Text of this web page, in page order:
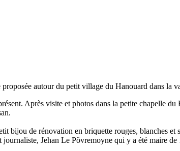
autour du petit village du Hanouard dans la
Après visite et photos dans la petite chapelle
bijou de rénovation en briquette rouges, blanches et
Jehan Le Pôvremoyne qui y a été maire de